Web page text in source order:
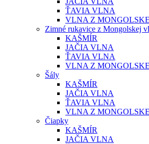
ŤAVIA VLNA
VLNA Z
Zimné rukavice z Mongolskej
KAŠMÍR
JAČIA VLNA
ŤAVIA VLNA
VLNA Z
Šály
KAŠMÍR
JAČIA VLNA
ŤAVIA VLNA
VLNA Z
Čiapky
KAŠMÍR
JAČIA VLNA